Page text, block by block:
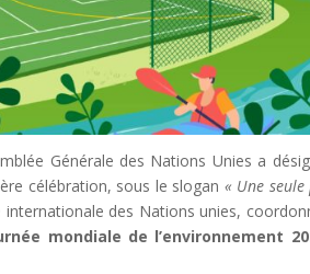
Générale des Nations Unies a
célébration, sous le slogan « Une
des Nations unies,
mondiale de l’environnement